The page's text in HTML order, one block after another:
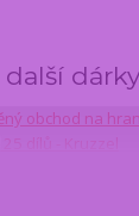
další dárky